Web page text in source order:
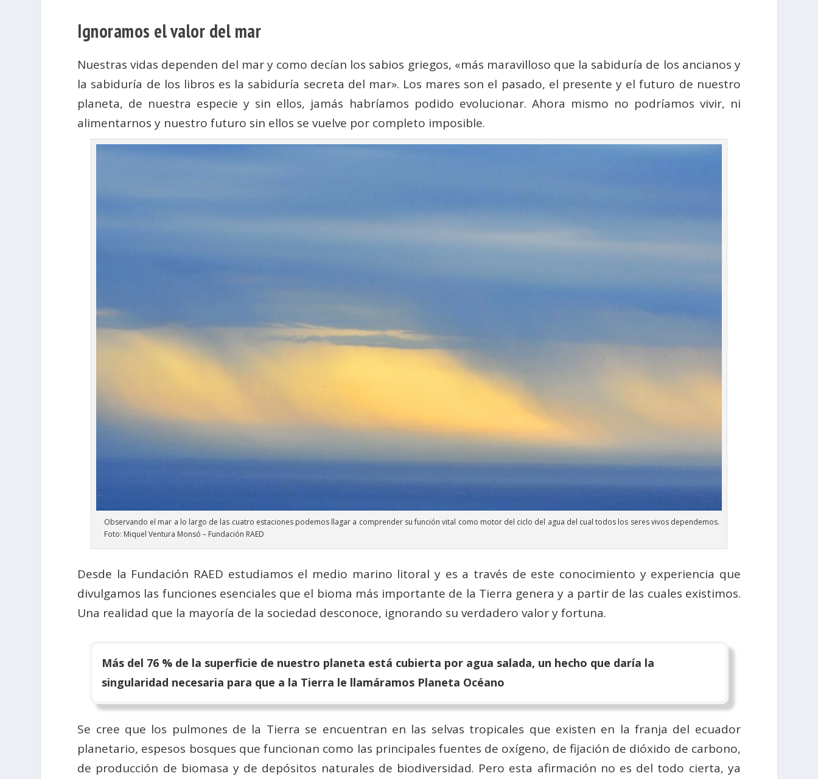
Ignoramos el valor del mar
Nuestras vidas dependen del mar y como decían los sabios griegos, «más maravilloso que la sabiduría de los ancianos y
la sabiduría de los li­bros es la sabiduría secreta del mar». Los mares son el pasado, el pre­sente y el futuro de nuestro
planeta, de nuestra especie y sin ellos, jamás habríamos podido evolucionar. Ahora mismo no podríamos vi­vir, ni
alimentarnos y nuestro futuro sin ellos se vuelve por completo imposible.
Observando el mar a lo largo de las cuatro estaciones podemos llagar a comprender su función vital como motor del ciclo del agua del cual todos los seres vivos dependemos.
Foto: Miquel Ventura Monsó – Fundación RAED
Desde la Fundación RAED estudiamos el medio marino litoral y es a través de este conocimiento y experiencia que
divulgamos las fun­ciones esenciales que el bioma más importante de la Tierra genera y a partir de las cuales existimos.
Una realidad que la mayoría de la sociedad desconoce, ignorando su verdadero valor y fortuna.
Más del 76 % de la superficie de nuestro planeta está cubierta por agua salada, un hecho que daría la
singularidad necesaria para que a la Tierra le llamáramos Planeta Océano
Se cree que los pulmones de la Tierra se encuentran en las selvas tro­picales que existen en la franja del ecuador
planetario, espesos bosques que funcionan como las principales fuentes de oxígeno, de fijación de dióxido de carbono,
de producción de biomasa y de depósitos natura­les de biodiversidad. Pero esta afirmación no es del todo cierta, ya